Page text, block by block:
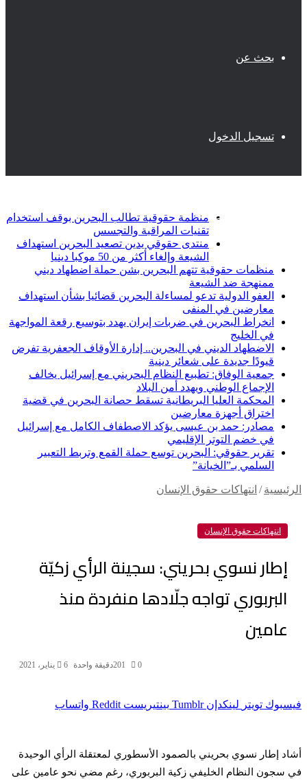
بحث عن
تسجيل الدخول
فيسبوك
منظمة حقوقية تطالب البحرين بوقف استخدام
تقنيات المراقبة والتجسس
منتدى حقوقي يدين تصعيد البحرين استهداف
الشيعة وإلغاء أكثر من 50 موكبا دينيا
منظمات حقوقية تتهم البحرين بشن حملة اضطهاد ديني
ممنهجة ضد الشيعة
العفو الدولية تدعو لمساءلة البحرين قضائيا بشأن استهداف
معارضين في المنفى
انخراط البحرين في ضربات إيران يهدد بتوسيع رقعة المواجهة
في الخليج
الاضطهاد الديني في البحرين.. إدارة الأوقاف الجعفرية تفرض
قيودًا جديدة على شعائر دينية
جمعية الوفاق: تطبيع النظام البحريني مع إسرائيل يخالف
الإجماع الوطني ويهدد أمن البلاد
المحكمة العليا البريطانية تسقط حصانة البحرين في قضية
اختراق أجهزة معارضين
مصادر: حمد بن عيسى يؤكد الاصطفاف الكامل مع إسرائيل
في خضم التوتر الإقليمي
تقرير حقوقي: البحرين توسع حملة القمع وتربط التعبير
السلمي بـ”الخيانة”
الرئيسية /انتهاكات حقوق الإنسان
انتهاكات حقوق الإنسان
إطار نسوي بحريني: سجينة الرأي زكيّة
البربوري تواجه جلّادها منفردة منذ
عامين
6 يناير، 2021 0
201دقيقة واحدة
فيسبوك تويتر لينكدإن بينتيريست واتساب
أشاد إطار نسوي بحريني بالصمود الأسطوري لمعتقلة الرأي الوحيدة
في سجون النظام الخليفي زكية البربوري، رغم مضي نحو عامين على